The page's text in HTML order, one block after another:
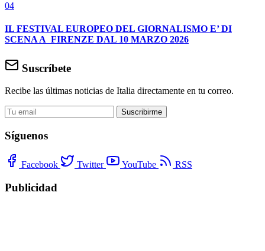
04
IL FESTIVAL EUROPEO DEL GIORNALISMO E’ DI
SCENA A FIRENZE DAL 10 MARZO 2026
Suscríbete
Recibe las últimas noticias de Italia directamente en tu correo.
Suscribirme
Síguenos
Facebook Twitter YouTube RSS
Publicidad